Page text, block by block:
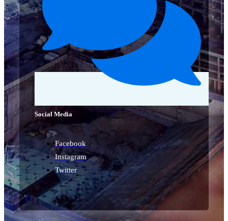
Social Media
Facebook
Instagram
Twitter